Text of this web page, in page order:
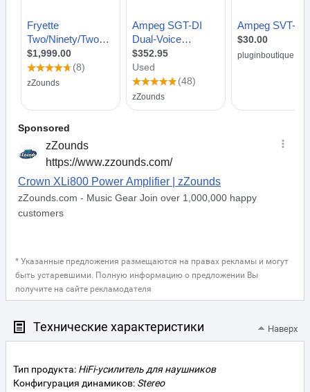
* Указанные предложения размещаются на правах рекламы и могут
быть устаревшими. Полную информацию о предложении Вы
получите на сайте рекламодателя
Технические характеристики Наверх
Тип продукта: HiFi-усилитель для наушников
Конфигурация динамиков: Stereo